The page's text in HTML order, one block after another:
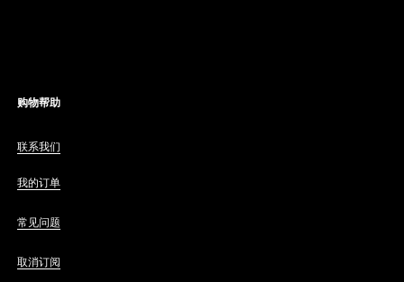
购物帮助
联系我们
我的订单
常见问题
取消订阅